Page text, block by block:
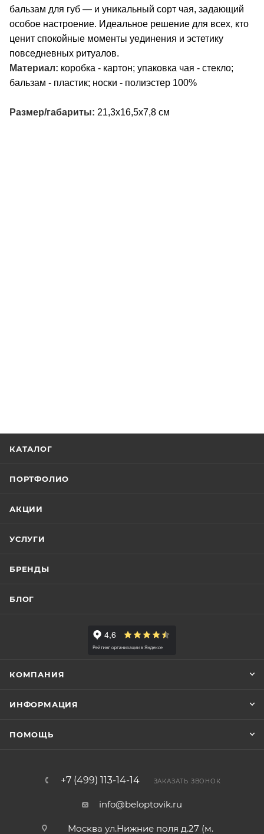
бальзам для губ — и уникальный сорт чая, задающий
особое настроение. Идеальное решение для всех, кто
ценит спокойные моменты уединения и эстетику
повседневных ритуалов.
Материал: коробка - картон; упаковка чая - стекло;
бальзам - пластик; носки - полиэстер 100%
Размер/габариты: 21,3х16,5х7,8 см
КАТАЛОГ
ПОРТФОЛИО
АКЦИИ
УСЛУГИ
БРЕНДЫ
БЛОГ
КОМПАНИЯ
ИНФОРМАЦИЯ
ПОМОЩЬ
+7 (499) 113-14-14 ЗАКАЗАТЬ ЗВОНОК
info@beloptovik.ru
Москва ул.Нижние поля д.27 (м.